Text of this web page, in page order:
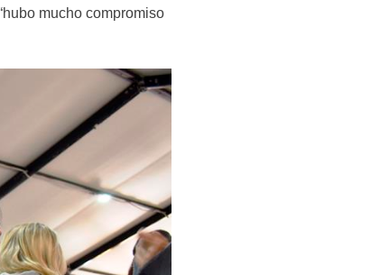
mucho compromiso